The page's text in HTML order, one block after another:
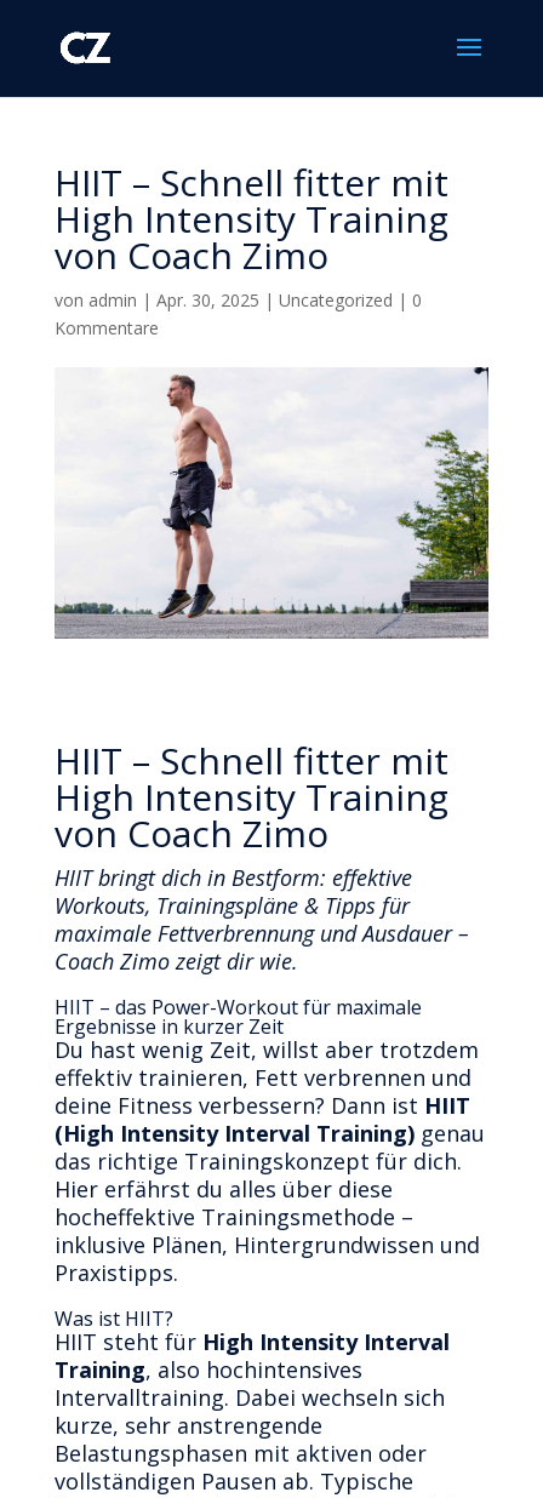
HIIT – Schnell fitter mit
High Intensity Training
von Coach Zimo
von admin | Apr. 30, 2025 | Uncategorized | 0
Kommentare
HIIT – Schnell fitter mit
High Intensity Training
von Coach Zimo
HIIT bringt dich in Bestform: effektive
Workouts, Trainingspläne & Tipps für
maximale Fettverbrennung und Ausdauer –
Coach Zimo zeigt dir wie.
HIIT – das Power-Workout für maximale
Ergebnisse in kurzer Zeit
Du hast wenig Zeit, willst aber trotzdem
effektiv trainieren, Fett verbrennen und
deine Fitness verbessern? Dann ist HIIT
(High Intensity Interval Training)genau
das richtige Trainingskonzept für dich.
Hier erfährst du alles über diese
hocheffektive Trainingsmethode –
inklusive Plänen, Hintergrundwissen und
Praxistipps.
Was ist HIIT?
HIIT steht für High Intensity Interval
Training, also hochintensives
Intervalltraining. Dabei wechseln sich
kurze, sehr anstrengende
Belastungsphasen mit aktiven oder
vollständigen Pausen ab. Typische